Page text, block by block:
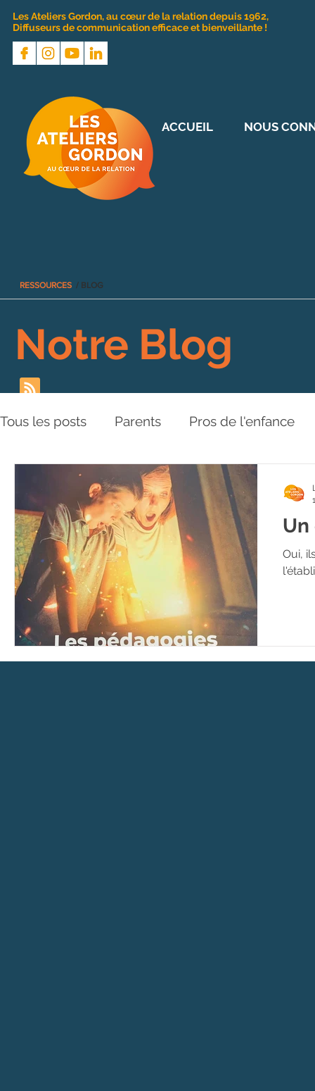
Les Ateliers Gordon, au cœur de la relation depuis 1962,
Diffuseurs de communication efficace et bienveillante !
RESSOURCES / BLOG
Tous les posts Parents Pros de l'enfance
Les Piliers de l'Approche Relations aux
Plaidoyer BD Vidéos Un
Oui,
Notre Blog
ACCUEIL NOUS